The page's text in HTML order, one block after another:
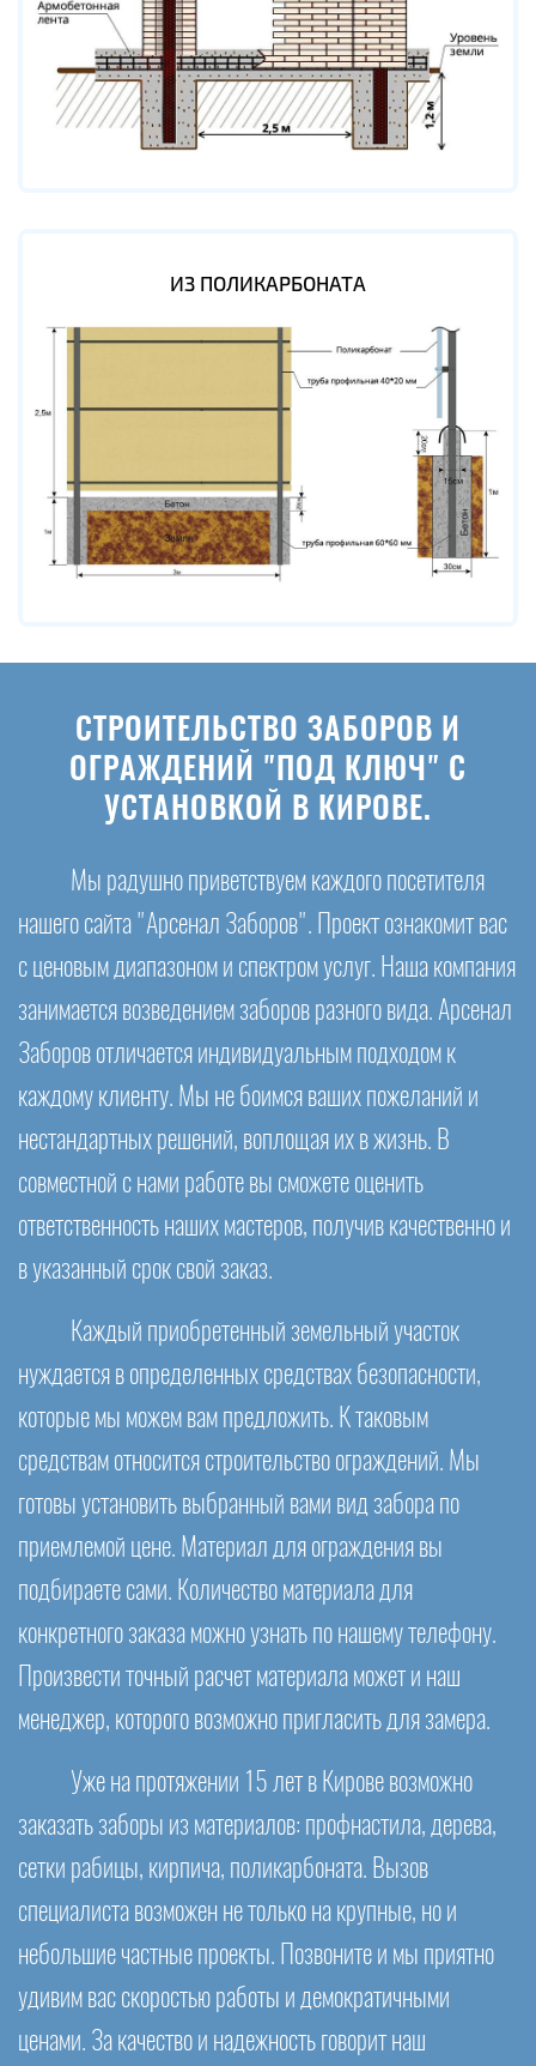
ИЗ ПОЛИКАРБОНАТА
СТРОИТЕЛЬСТВО ЗАБОРОВ И
ОГРАЖДЕНИЙ "ПОД КЛЮЧ" С
УСТАНОВКОЙ В КИРОВЕ.
Мы радушно приветствуем каждого посетителя
нашего сайта "Арсенал Заборов". Проект ознакомит вас
с ценовым диапазоном и спектром услуг. Наша компания
занимается возведением заборов разного вида. Арсенал
Заборов отличается индивидуальным подходом к
каждому клиенту. Мы не боимся ваших пожеланий и
нестандартных решений, воплощая их в жизнь. В
совместной с нами работе вы сможете оценить
ответственность наших мастеров, получив качественно и
в указанный срок свой заказ.
Каждый приобретенный земельный участок
нуждается в определенных средствах безопасности,
которые мы можем вам предложить. К таковым
средствам относится строительство ограждений. Мы
готовы установить выбранный вами вид забора по
приемлемой цене. Материал для ограждения вы
подбираете сами. Количество материала для
конкретного заказа можно узнать по нашему телефону.
Произвести точный расчет материала может и наш
менеджер, которого возможно пригласить для замера.
Уже на протяжении 15 лет в Кирове возможно
заказать заборы из материалов: профнастила, дерева,
сетки рабицы, кирпича, поликарбоната. Вызов
специалиста возможен не только на крупные, но и
небольшие частные проекты. Позвоните и мы приятно
удивим вас скоростью работы и демократичными
ценами. За качество и надежность говорит наш